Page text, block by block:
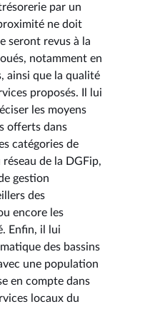
par un
ne doit
seront revus à la
notamment en
ainsi que la qualité
proposés. Il lui
les moyens
offerts dans
catégories de
de la DGFip,
gestion
des
encore les
Enfin, il lui
des bassins
une population
en compte dans
locaux du